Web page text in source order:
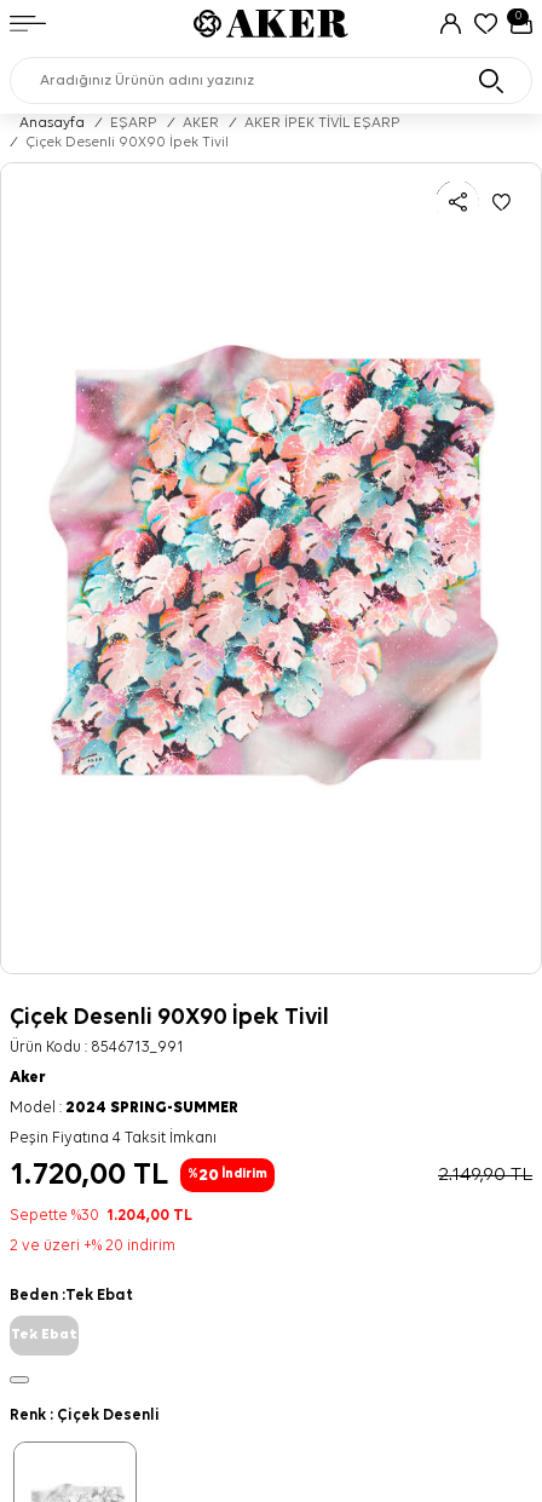
0
Anasayfa / EŞARP / AKER /
AKER İPEK TİVİL EŞARP
/
Çiçek Desenli 90X90 İpek Tivil
Çiçek Desenli 90X90 İpek Tivil
Ürün Kodu : 8546713_991
Aker
Model : 2024 SPRING-SUMMER
Peşin Fiyatına 4 Taksit İmkanı
1.720,00 TL %20 İndirim 2.149,90TL
Sepette %30 1.204,00 TL
2 ve üzeri +% 20 indirim
Beden :Tek Ebat
Tek Ebat
Renk : Çiçek Desenli